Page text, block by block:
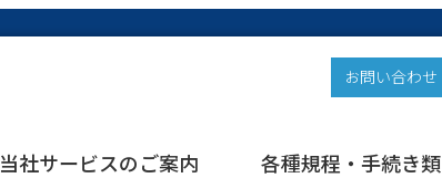
お問い合わせ
当社サービスのご案内 各種規程・手続き類